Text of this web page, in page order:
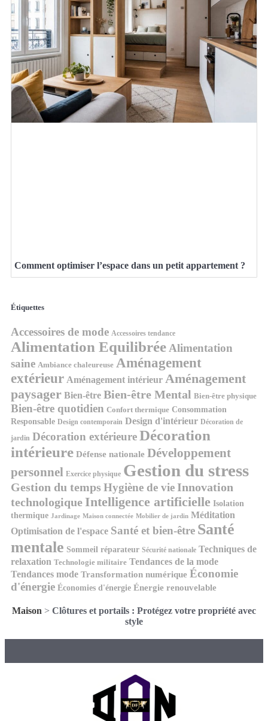
Comment optimiser l’espace dans un petit appartement ?
Étiquettes
Accessoires de mode Accessoires tendance
Alimentation Equilibrée Alimentation
saine Ambiance chaleureuse Aménagement
extérieur Aménagement intérieur Aménagement
paysager Bien-être Bien-être Mental Bien-être physique
Bien-être quotidien Confort thermique Consommation
Responsable Design contemporain Design d'intérieur Décoration de
jardin Décoration extérieureDécoration
intérieure Défense nationale Développement
personnel Exercice physique Gestion du stress
Gestion du temps Hygiène de vie Innovation
technologique Intelligence artificielle Isolation
thermique Jardinage Maison connectée Mobilier de jardin Méditation
Optimisation de l'espace Santé et bien-être Santé
mentale Sommeil réparateur Sécurité nationale Techniques de
relaxation Technologie militaire Tendances de la mode
Tendances mode Transformation numérique Économie
d'énergie Économies d'énergie Énergie renouvelable
Maison > Clôtures et portails : Protégez votre propriété avec
style